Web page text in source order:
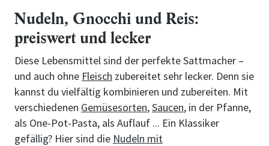
Nudeln, Gnocchi und Reis:
preiswert und lecker
Diese Lebensmittel sind der perfekte Sattmacher –
und auch ohne Fleisch zubereitet sehr lecker. Denn sie
kannst du vielfältig kombinieren und zubereiten. Mit
verschiedenen Gemüsesorten,Saucen, in der Pfanne,
als One-Pot-Pasta, als Auflauf ... Ein Klassiker
gefällig? Hier sind die Nudeln mit